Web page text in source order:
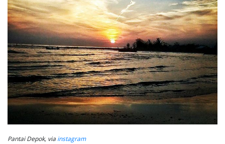
Pantai Depok, via instagram